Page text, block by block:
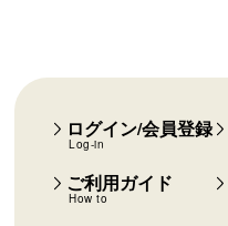
ログイン/会員登録
Log-in
ご利用ガイド
How to